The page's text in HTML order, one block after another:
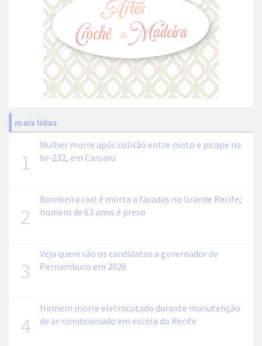
mais lidas
1
Mulher morre após colisão entre moto e picape na
br-232, em Caruaru
2
Bombeira civil é morta a facadas no Grande Recife;
homem de 63 anos é preso
3
Veja quem são os candidatos a governador de
Pernambuco em 2026
4
Homem morre eletrocutado durante manutenção
de ar-condicionado em escola do Recife